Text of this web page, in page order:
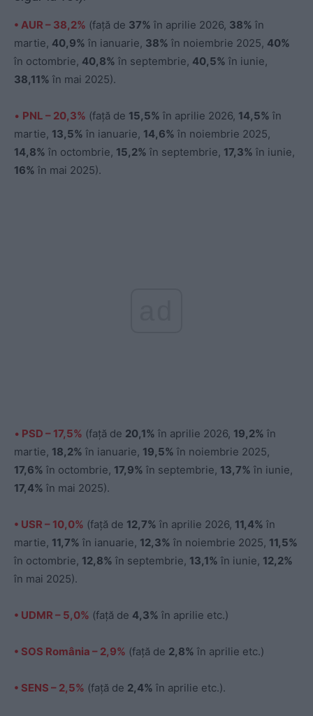
• AUR – 38,2% (faţă de 37% în aprilie 2026, 38% în
martie, 40,9% în ianuarie, 38% în noiembrie 2025, 40%
în octombrie, 40,8% în septembrie, 40,5% în iunie,
38,11% în mai 2025).
• PNL – 20,3% (faţă de 15,5% în aprilie 2026, 14,5% în
martie, 13,5% în ianuarie, 14,6% în noiembrie 2025,
14,8% în octombrie, 15,2% în septembrie, 17,3% în iunie,
16% în mai 2025).
• PSD – 17,5% (faţă de 20,1% în aprilie 2026, 19,2% în
martie, 18,2% în ianuarie, 19,5% în noiembrie 2025,
17,6% în octombrie, 17,9% în septembrie, 13,7% în iunie,
17,4% în mai 2025).
• USR – 10,0% (faţă de 12,7% în aprilie 2026, 11,4% în
martie, 11,7% în ianuarie, 12,3% în noiembrie 2025, 11,5%
în octombrie, 12,8% în septembrie, 13,1% în iunie, 12,2%
în mai 2025).
• UDMR – 5,0% (faţă de 4,3% în aprilie etc.)
• SOS România – 2,9% (faţă de 2,8% în aprilie etc.)
• SENS – 2,5% (faţă de 2,4% în aprilie etc.).